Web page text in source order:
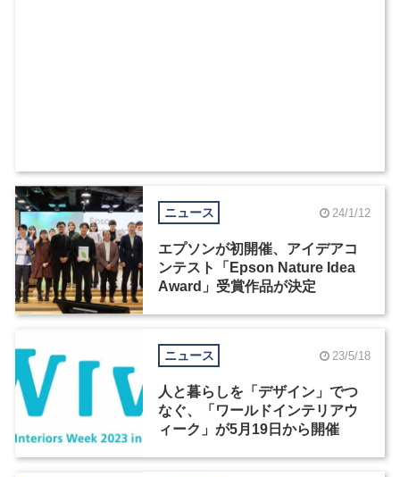
ニュース 24/1/12
エプソンが初開催、アイデアコ
ンテスト「Epson Nature Idea
Award」受賞作品が決定
ニュース 23/5/18
人と暮らしを「デザイン」でつ
なぐ、「ワールドインテリアウ
ィーク」が5月19日から開催